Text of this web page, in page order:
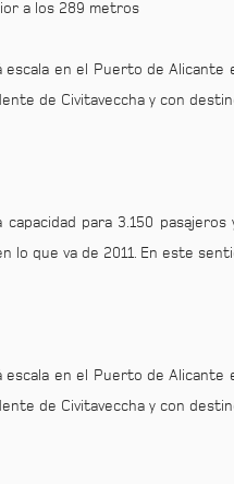
a los 289 metros
en el Puerto de Alicante
de Civitaveccha y con
capacidad para 3.150
lo que va de 2011. En este
en el Puerto de Alicante
de Civitaveccha y con